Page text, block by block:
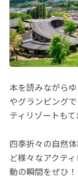
本を読みながら
やグランピング
ティリゾートもて
四季折々の自然
ど様々なアクテ
動の瞬間をぜひ！